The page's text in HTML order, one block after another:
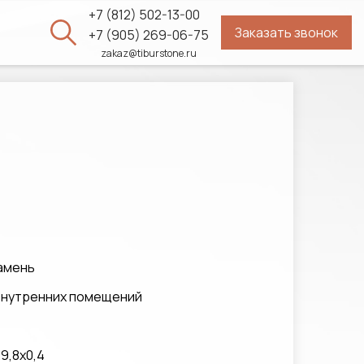
+7 (812) 502-13-00
+7 (905) 269-06-75
zakaz@tiburstone.ru
Заказать звонок
помещений